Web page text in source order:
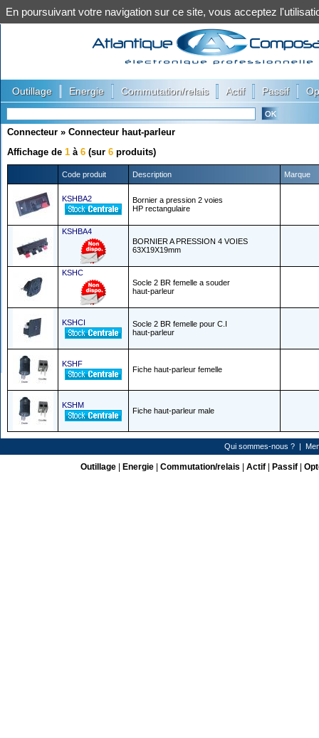
Outillage Energie Commutation/relais Actif Passif
Connecteur » Connecteur haut-parleur
Affichage de 1 à 6 (sur 6 produits)
Code produit Description Marque
KSHBA2
Bornier a pression 2 voies
HP rectangulaire
KSHBA4
BORNIER A PRESSION 4 VOIES
63X19X19mm
KSHC
Socle 2 BR femelle a souder
haut-parleur
KSHCI
Socle 2 BR femelle pour C.I
haut-parleur
KSHF
Fiche haut-parleur femelle
KSHM
Fiche haut-parleur male
Qui sommes-nous ? |
Outillage| Energie| Commutation/relais Actif| Passif|
En poursuivant votre navigation sur ce site, vous acceptez